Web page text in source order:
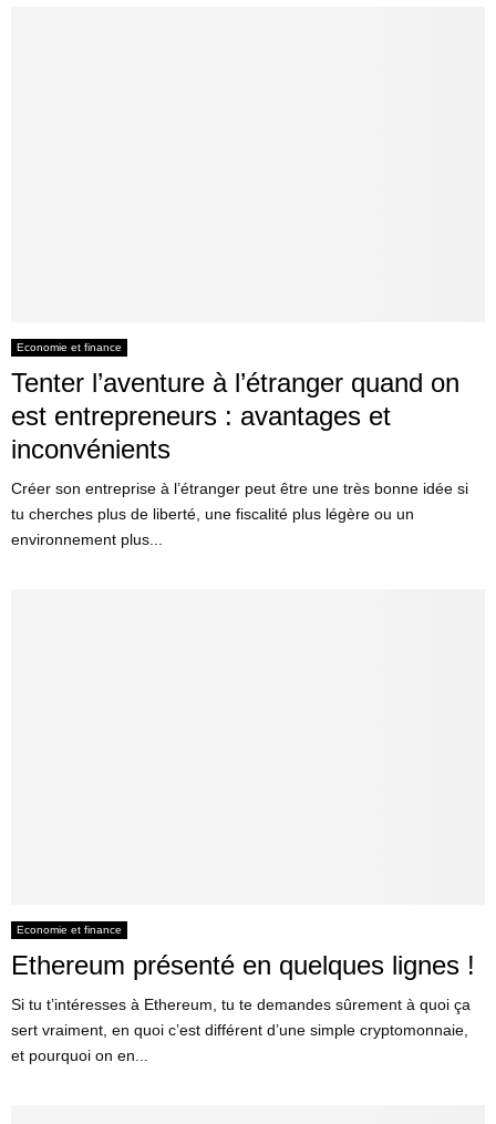
Economie et finance
Tenter l’aventure à l’étranger quand on
est entrepreneurs : avantages et
inconvénients
Créer son entreprise à l’étranger peut être une très bonne idée si
tu cherches plus de liberté, une fiscalité plus légère ou un
environnement plus...
Economie et finance
Ethereum présenté en quelques lignes !
Si tu t’intéresses à Ethereum, tu te demandes sûrement à quoi ça
sert vraiment, en quoi c’est différent d’une simple cryptomonnaie,
et pourquoi on en...